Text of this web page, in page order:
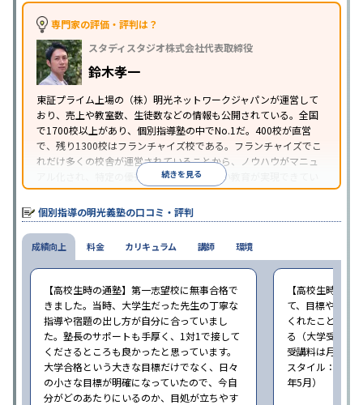
特徴
中高一貫校生に対応
の振替可能 不登校生に対応
を利用オンライン対応1科目から受講可能
習のみの受講可
り
※2023年3月調査。小学校高学年の個別指導塾アンケート調査方法を参
専門家の評価・評判は？
スタディスタジオ株式会社代表取締役
鈴木孝一
東証プライム上場の（株）明光ネットワークジャパンが運営して
おり、売上や教室数、生徒数などの情報も公開されている。全国
で1700校以上があり、個別指導塾の中でNo.1だ。400校が直営
で、残り1300校はフランチャイズ校である。フランチャイズでこ
れだけ多くの校舎が運営されていることから、ノウハウがマニュ
アル化され、特定の優秀な人材に依存しない教育が実現できてい
ることが推測される。
続きを見る
個別指導の明光義塾の口コミ・評判
成績向上
【高校生時の通塾】第一志望校に無事合格で
きました。当時、大学生だった先生の丁寧な
指導や宿題の出し方が自分に合っていまし
た。塾長のサポートも手厚く、1対1で接して
くださるところも良かったと思っています。
大学合格という大きな目標だけでなく、日々
の小さな目標が明確になっていたので、今自
分がどのあたりにいるのか、目処が立ちやす
【高校生時の通
て、目標や勉強
くれたことが、
る（大学受験で
受講料は月
スタイル：個別
年5月）
料金 カリキュラム 講師 環境